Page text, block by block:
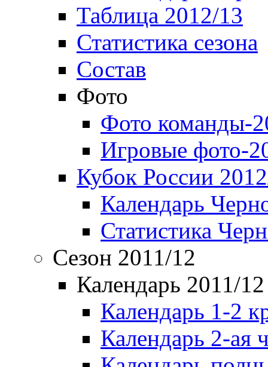
Таблица 2012/13
Статистика сезона
Состав
Фото
Фото команды-
Игровые фото-
Кубок России
Календарь
Статистика
Сезон 2011/12
Календарь 2011/12
Календарь 1-2
Календарь 2-ая